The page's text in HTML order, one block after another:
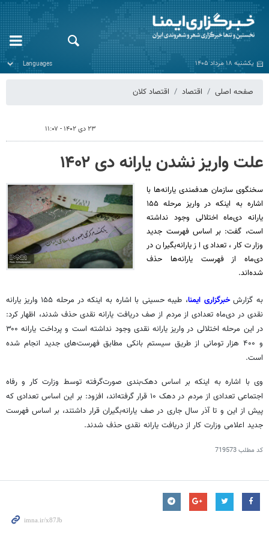
یکشنبه ۱۸ مرداد ۱۴۰۵
صفحه اصلی اقتصاد اقتصاد کلان
۲۳ دی ۱۴۰۲ - ۱۱:۰۷
علت واریز نشدن یارانه دی ۱۴۰۲
سخنگوی سازمان هدفمندی یارانه‌ها با
اشاره به اینکه در واریز مرحله ۱۵۵
یارانه دی‌ماه اختلالی وجود نداشته
است، گفت: بر اساس فهرست جدید
وزارت کار، تعدادی از یارانه‌بگیران در
دی‌ماه از فهرست یارانه‌ها حذف
شده‌اند.
به گزارشخبرگزاری ایمنا
، طیبه حسینی با اشاره به اینکه در مرحله ۱۵۵ واریز یارانه
نقدی در دی‌ماه تعدادی از مردم از صف دریافت یارانه نقدی حذف شدند، اظهار کرد:
در این مرحله اختلالی در واریز یارانه نقدی وجود نداشته است و پرداخت یارانه ۳۰۰
و ۴۰۰ هزار تومانی از طریق سیستم بانکی مطابق فهرست‌های جدید انجام شده
است.
وی با اشاره به اینکه بر اساس دهک‌بندی صورت‌گرفته توسط وزارت کار و رفاه
اجتماعی تعدادی از مردم در دهک ۱۰ قرار گرفته‌اند، افزود: بر این اساس تعدادی که
پیش از این و تا آذر سال جاری در صف یارانه‌بگیران قرار داشتند، بر اساس فهرست
جدید اعلامی وزارت کار از دریافت یارانه نقدی حذف شدند.
کد مطلب719573